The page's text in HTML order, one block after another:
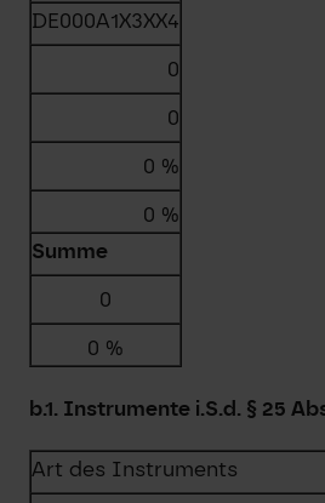
DE000A1X3XX4
0
0
0 %
0 %
Summe
0
0 %
b.1. Instrumente i.S.d. § 25
Art des Instruments